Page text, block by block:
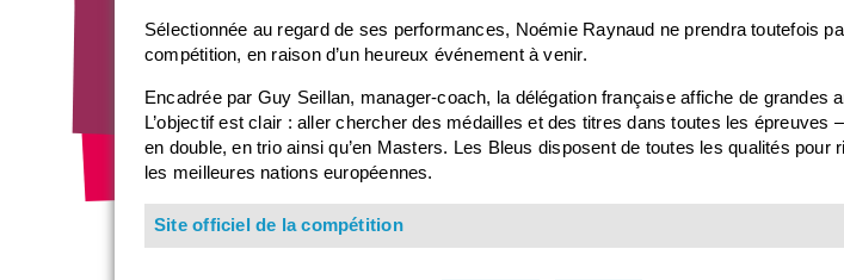
Sélectionnée au regard de ses performances, Noémie Raynaud ne prendra toutefois
compétition, en raison d’un heureux événement à venir.
Encadrée par Guy Seillan, manager-coach, la délégation française affiche de grandes
L’objectif est clair : aller chercher des médailles et des titres dans toutes les épreuves
en double, en trio ainsi qu’en Masters. Les Bleus disposent de toutes les qualités pour
les meilleures nations européennes.
Site officiel de la compétition